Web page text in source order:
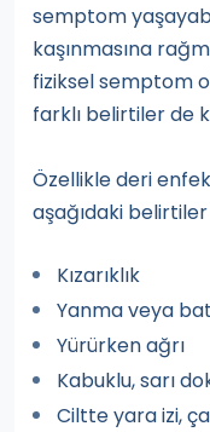
semptom
kaşınmasına
fiziksel semptom
farklı belirtiler de
Özellikle deri
aşağıdaki
Kızarıklık
Yanma veya
Yürürken ağrı
Kabuklu, sarı
Ciltte yara izi,